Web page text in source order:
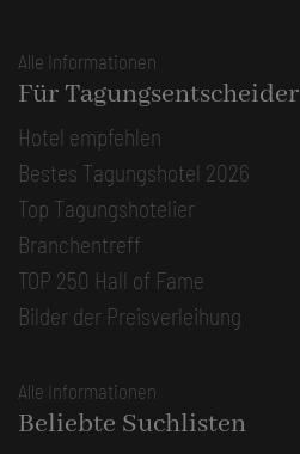
Alle Informationen
Für Tagungsentscheider
Hotel empfehlen
Bestes Tagungshotel 2026
Top Tagungshotelier
Branchentreff
TOP 250 Hall of Fame
Bilder der Preisverleihung
Alle Informationen
Beliebte Suchlisten